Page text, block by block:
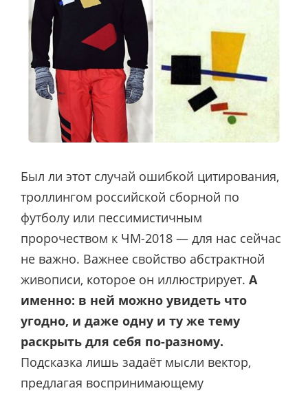
Был ли этот случай ошибкой цитирования,
троллингом российской сборной по
футболу или пессимистичным
пророчеством к ЧМ-2018 — для нас сейчас
не важно. Важнее свойство абстрактной
живописи, которое он иллюстрирует. А
именно: в ней можно увидеть что
угодно, и даже одну и ту же тему
раскрыть для себя по-разному.
Подсказка лишь задаёт мысли вектор,
предлагая воспринимающему